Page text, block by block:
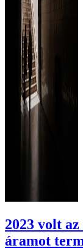
2023 volt
áramot